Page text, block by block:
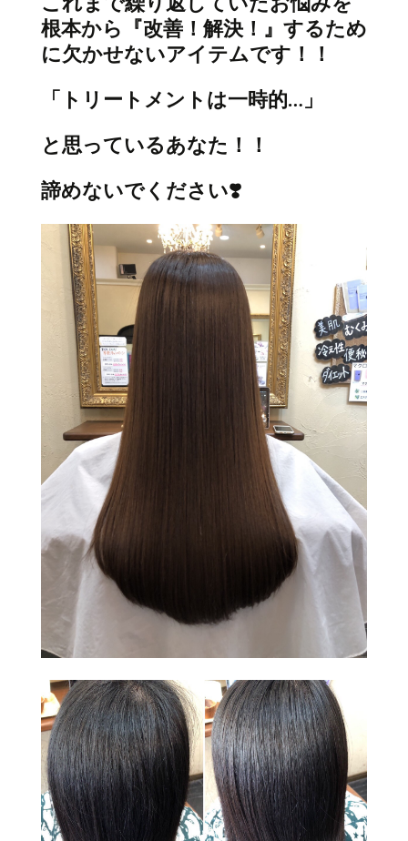
根本から 『改善！解決！』 するため
に欠かせないアイテムです！！
「トリートメントは一時的…」
と思っているあなた！！
諦めないでください❣️